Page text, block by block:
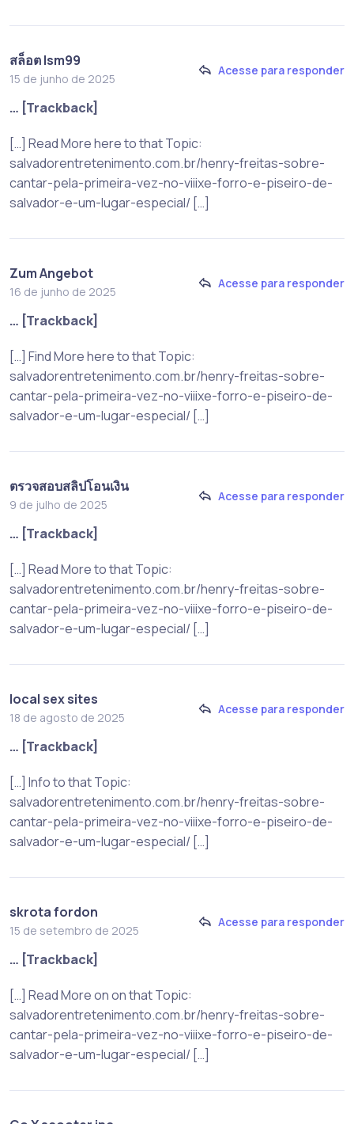
สล็อต lsm99
15 de junho de 2025
Acesse para responder
… [Trackback]
[…] Read More here to that Topic:
salvadorentretenimento.com.br/henry-freitas-sobre-
cantar-pela-primeira-vez-no-viiixe-forro-e-piseiro-de-
salvador-e-um-lugar-especial/ […]
Zum Angebot
16 de junho de 2025
Acesse para responder
… [Trackback]
[…] Find More here to that Topic:
salvadorentretenimento.com.br/henry-freitas-sobre-
cantar-pela-primeira-vez-no-viiixe-forro-e-piseiro-de-
salvador-e-um-lugar-especial/ […]
ตรวจสอบสลิปโอนเงิน
9 de julho de 2025
Acesse para responder
… [Trackback]
[…] Read More to that Topic:
salvadorentretenimento.com.br/henry-freitas-sobre-
cantar-pela-primeira-vez-no-viiixe-forro-e-piseiro-de-
salvador-e-um-lugar-especial/ […]
local sex sites
18 de agosto de 2025
Acesse para responder
… [Trackback]
[…] Info to that Topic:
salvadorentretenimento.com.br/henry-freitas-sobre-
cantar-pela-primeira-vez-no-viiixe-forro-e-piseiro-de-
salvador-e-um-lugar-especial/ […]
skrota fordon
15 de setembro de 2025
Acesse para responder
… [Trackback]
[…] Read More on on that Topic:
salvadorentretenimento.com.br/henry-freitas-sobre-
cantar-pela-primeira-vez-no-viiixe-forro-e-piseiro-de-
salvador-e-um-lugar-especial/ […]